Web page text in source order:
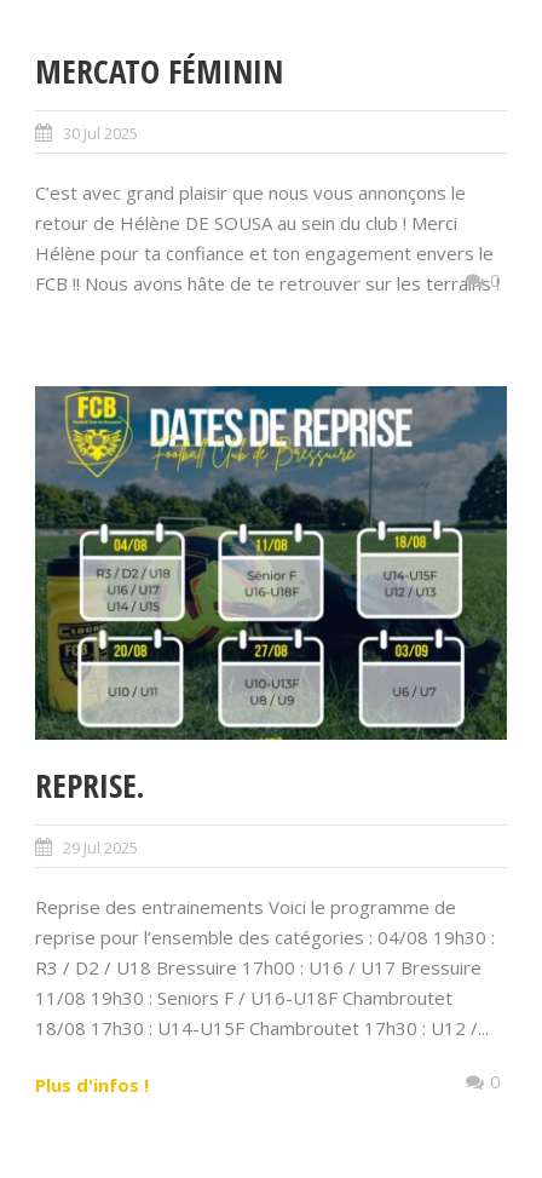
MERCATO FÉMININ
30 Jul 2025
C’est avec grand plaisir que nous vous annonçons le
retour de Hélène DE SOUSA au sein du club ! Merci
Hélène pour ta confiance et ton engagement envers le
FCB !! Nous avons hâte de te retrouver sur les terrains !
0
REPRISE.
29 Jul 2025
Reprise des entrainements Voici le programme de
reprise pour l’ensemble des catégories : 04/08 19h30 :
R3 / D2 / U18 Bressuire 17h00 : U16 / U17 Bressuire
11/08 19h30 : Seniors F / U16-U18F Chambroutet
18/08 17h30 : U14-U15F Chambroutet 17h30 : U12 /...
Plus d'infos ! 0